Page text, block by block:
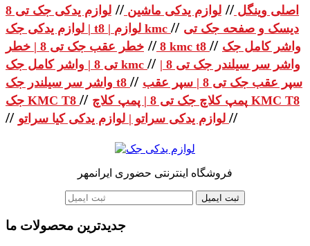
اصلی وینگل// لوازم یدکی ماشین//
لوازم یدکی جک تی 8
| لوازم یدکی جک t8 | لوازم kmc // دیسک و صفحه جک تی
8
// خطر عقب جک تی 8 | خطر kmc t8 // واشر کامل جک
تی 8 | واشر کامل جک kmc // واشر سر سیلندر جک تی 8 |
واشر سر سیلندر جک t8 // سپر عقب جک تی 8 | سپر عقب
جک KMC T8 // پمپ کلاچ جک تی 8 | پمپ کلاچ KMC T8
// //
فروشگاه اینترنتی حضوری ایرانمهر
ثبت ایمیل
جدیدترین محصولات ما